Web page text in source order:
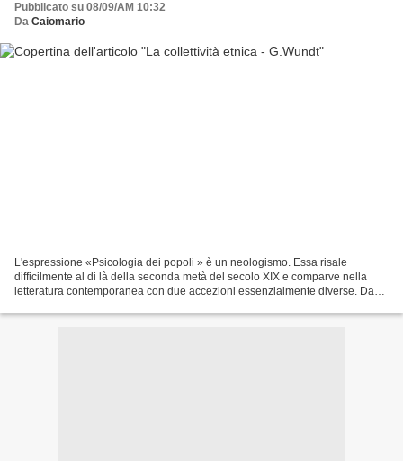
Pubblicato su 08/09/AM 10:32
Da Caiomario
L'espressione «Psicologia dei popoli » è un neologismo. Essa risale
difficilmente al di là della seconda metà del secolo XIX e comparve nella
letteratura contemporanea con due accezioni essenzialmente diverse. Da